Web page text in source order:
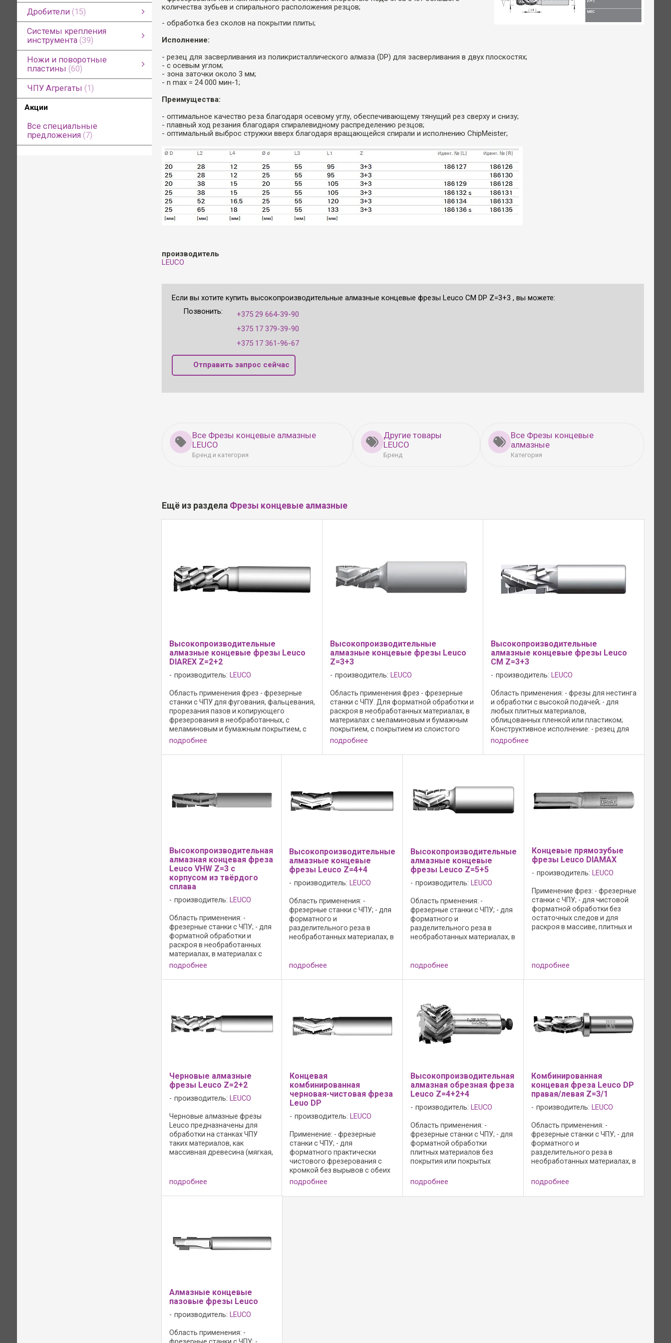
Дробители 15
Системы крепления
инструмента 39
Ножи и поворотные
пластины 60
ЧПУ Агрегаты 1
Акции
Все специальные
предложения 7
количества зубьев и спирального расположения резцов;
- обработка без сколов на покрытии плиты;
Исполнение:
- резец для засверливания из поликристаллического алмаза (DP) для засверливания в двух плоскостях;
- с осевым углом;
- зона заточки около 3 мм;
- n max = 24 000 мин-1;
Преимущества:
- оптимальное качество реза благодаря осевому углу, обеспечивающему тянущий рез сверху и снизу;
- плавный ход резания благодаря спиралевидному распределению резцов;
- оптимальный выброс стружки вверх благодаря вращающейся спирали и исполнению ChipMeister;
производитель
LEUCO
Если вы хотите купить высокопроизводительные алмазные концевые фрезы Leuco CM DP Z=3+3 , вы можете:
Позвонить:
+375 29 664-39-90
+375 17 379-39-90
+375 17 361-96-67
Отправить запрос сейчас
Все Фрезы концевые алмазные
LEUCO
Бренд и категория
Другие товары
LEUCO
Бренд
Все Фрезы концевые
алмазные
Категория
Ещё из раздела Фрезы концевые алмазные
Высокопроизводительные
алмазные концевые фрезы Leuco
DIAREX Z=2+2
производитель: LEUCO
Область применения фрез - фрезерные
станки с ЧПУ для фугования, фальцевания,
прорезания пазов и копирующего
фрезерования в необработанных, с
меламиновым и бумажным покрытием, с
покрытием из слоистого пластика HPL и
покрытых шпоном ...
подробнее
Высокопроизводительные
алмазные концевые фрезы Leuco
Z=3+3
производитель: LEUCO
Область применения фрез - фрезерные
станки с ЧПУ. Для форматной обработки и
раскроя в необработанных материалах, в
материалах с меламиновым и бумажным
покрытием, с покрытием из слоистого
пластика HPL и древесно-стружечных
материалах облицованных ...
подробнее
Высокопроизводительные
алмазные концевые фрезы Leuco
CM Z=3+3
производитель:LEUCO
Область применения: - фрезы для нестинга
и обработки с высокой подачей; - для
любых плитных материалов,
облицованных пленкой или пластиком;
Конструктивное исполнение: - резец для
засверливания из поликристаллического
алмаза (DP) для засверливания в ...
подробнее
Высокопроизводительная
алмазная концевая фреза
Leuco VHW Z=3 с
корпусом из твёрдого
сплава
производитель: LEUCO
Область применения: -
фрезерные станки с ЧПУ; - для
форматной обработки и
раскроя в необработанных
материалах, в материалах с
меламиновым и бумажным
покрытием, с покрытием из
слоистого пластика HPL и
подробнее
Высокопроизводительные
алмазные концевые
фрезы Leuco Z=4+4
производитель: LEUCO
Область применения: -
фрезерные станки с ЧПУ; - для
форматного и
разделительного реза в
необработанных материалах, в
покрытием из слоистого
стружечных материалах
подробнее
Высокопроизводительные
алмазные концевые
фрезы Leuco Z=5+5
производитель: LEUCO
Область прменения: -
фрезерные станки с ЧПУ; - для
форматного и
разделительного реза в
необработанных материалах, в
покрытием из слоистого
стружечных материалах
подробнее
Концевые прямозубые
фрезы Leuco DIAMAX
производитель: LEUCO
Применение фрез: - фрезерные
станки с ЧПУ; - для чистовой
форматной обработки без
остаточных следов и для
раскроя в массиве, плитных и
возможностью
последующего ...
подробнее
Черновые алмазные
фрезы Leuco Z=2+2
производитель: LEUCO
Черновые алмазные фрезы
Leuco предназначены для
обработки на станках ЧПУ
таких материалов, как
массивная древесина (мягкая,
некоторых недревесных
материалов. Благодаря
спиральному расположению ...
подробнее
Концевая
комбинированная
черновая-чистовая фреза
Leuo DP
производитель: LEUCO
Применение: - фрезерные
станки с ЧПУ; - для
форматного практически
чистового фрезерования с
кромкой без вырывов с обеих
сторон в массивной
древесине, фанере, плит с
покрытием сэндвич-плитных
подробнее
Высокопроизводительная
алмазная обрезная фреза
Leuco Z=4+2+4
производитель: LEUCO
Область применения: -
фрезерные станки с ЧПУ; - для
форматной обработки
плитных материалов без
покрытия или покрытых
шпоном; Исполнение: -
высокопроизводительный
инструмент для чистового
подробнее
Комбинированная
концевая фреза Leuco DP
правая/левая Z=3/1
производитель: LEUCO
Область применения: -
фрезерные станки с ЧПУ; - для
форматного и
разделительного реза в
необработанных материалах, в
бумажным покрытием, с
покрытием из слоистого
пластика HPL и древесно-
подробнее
Алмазные концевые
пазовые фрезы Leuco
производитель: LEUCO
Область применения: -